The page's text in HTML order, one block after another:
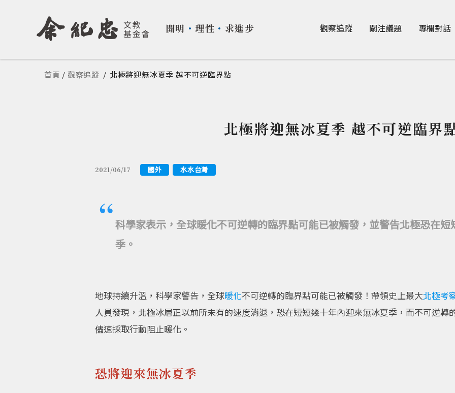
開明 ・ 理性 ・ 求進步 觀察追蹤 關注議題 專欄對話
您在這裡
首頁 / 觀察追蹤 / 北極將迎無冰夏季 越不可逆臨界點
北極將迎無冰夏季 越不可逆臨界
2021/06/17 國外 水水台灣
科學家表示，全球暖化不可逆轉的臨界點可能已被觸發，並警告北極恐在
季。
地球持續升溫，科學家警告，全球暖化不可逆轉的臨界點可能已被觸發！帶領史上最大北極考
人員發現，北極冰層正以前所未有的速度消退，恐在短短幾十年內迎來無冰夏季，而不可逆轉
儘速採取行動阻止暖化。
恐將迎來無冰夏季